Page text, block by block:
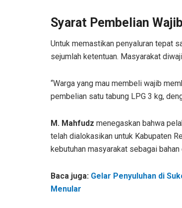
Syarat Pembelian
Untuk memastikan penyaluran tepat
sejumlah ketentuan. Masyarakat
“Warga yang mau membeli wajib
pembelian satu tabung LPG 3 kg,
M. Mahfudz menegaskan bahwa
telah dialokasikan untuk Kabupaten
kebutuhan masyarakat sebagai
Baca juga: Gelar Penyuluhan di
Menular